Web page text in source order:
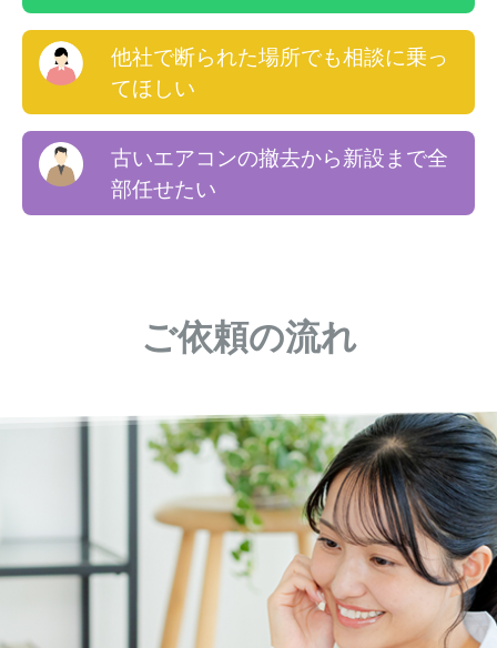
他社で断られた場所でも相談に乗っ
てほしい
古いエアコンの撤去から新設まで全
部任せたい
ご依頼の流れ